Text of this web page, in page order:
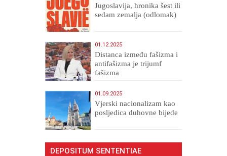
Jugoslavija, hronika šest ili
sedam zemalja (odlomak)
01.12.2025
Distanca između fašizma i
antifašizma je trijumf
fašizma
01.09.2025
​Vjerski nacionalizam kao
posljedica duhovne bijede
DEPOSITUM SENTENTIAE